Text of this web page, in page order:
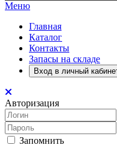
Меню
Главная
Каталог
Контакты
Запасы на складе
Вход в личный
Авторизация
Запомнить